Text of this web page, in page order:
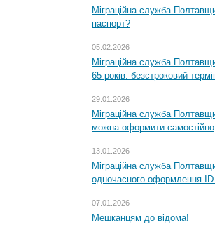
Міграційна служба
паспорт?
05.02.2026
Міграційна служба
65 років: безстроковий
29.01.2026
Міграційна служба
можна оформити самостійно
13.01.2026
Міграційна служба
одночасного оформлення
07.01.2026
Мешканцям до відома!